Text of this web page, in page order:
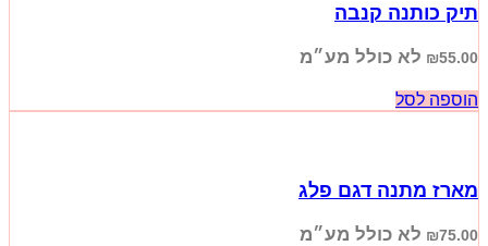
תיק כותנה קנבה
₪55.00 לא כולל מע״מ
הוספה לסל
מארז מתנה דגם פלג
₪75.00 לא כולל מע״מ